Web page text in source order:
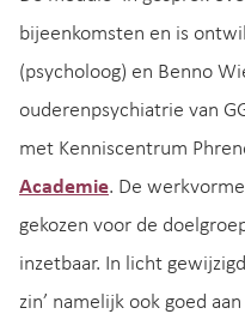
bijeenkomsten en is
(psycholoog) en Benno
ouderenpsychiatrie van
met Kenniscentrum
Academie. De
gekozen voor de
inzetbaar. In licht
zin’ namelijk ook goed